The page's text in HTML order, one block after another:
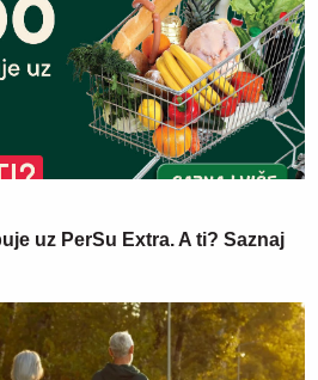
uz PerSu Extra. A ti? Saznaj